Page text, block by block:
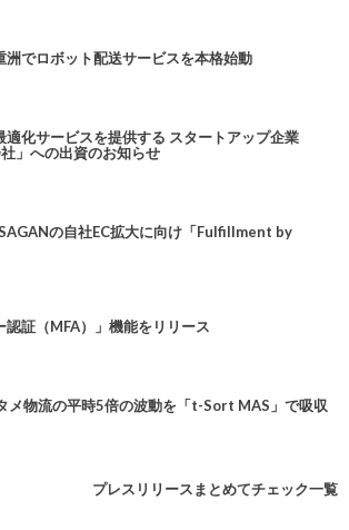
洲でロボット配送サービスを本格始動
適化サービスを提供する スタートアップ企業
」への出資のお知らせ
の自社EC拡大に向け「Fulfillment by
認証（MFA）」機能をリリース
メ物流の平時5倍の波動を「t-Sort MAS」で吸収
プレスリリースまとめてチェック一覧